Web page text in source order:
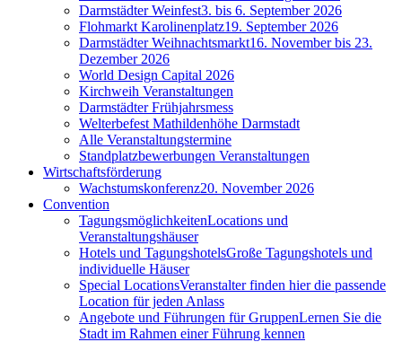
Darmstädter Weinfest3. bis 6. September 2026
Flohmarkt Karolinenplatz19. September 2026
Darmstädter Weihnachtsmarkt16. November bis 23.
Dezember 2026
World Design Capital 2026
Kirchweih Veranstaltungen
Darmstädter Frühjahrsmess
Welterbefest Mathildenhöhe Darmstadt
Alle Veranstaltungstermine
Standplatzbewerbungen Veranstaltungen
Wirtschaftsförderung
Wachstumskonferenz20. November 2026
Convention
TagungsmöglichkeitenLocations und
Veranstaltungshäuser
Hotels und TagungshotelsGroße Tagungshotels und
individuelle Häuser
Special LocationsVeranstalter finden hier die passende
Location für jeden Anlass
Angebote und Führungen für GruppenLernen Sie die
Stadt im Rahmen einer Führung kennen